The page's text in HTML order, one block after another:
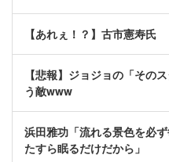
【あれぇ！？】古市憲寿氏
【悲報】ジョジョの「その
う敵www
浜田雅功「流れる景色を必
たすら眠るだけだから」